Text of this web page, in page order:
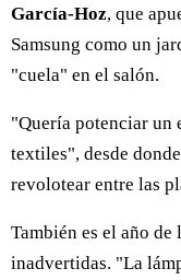
García-Hoz, que
Samsung como un
"cuela" en el salón.
"Quería potenciar un
textiles", desde
revolotear entre las
También es el año de
inadvertidas. "La